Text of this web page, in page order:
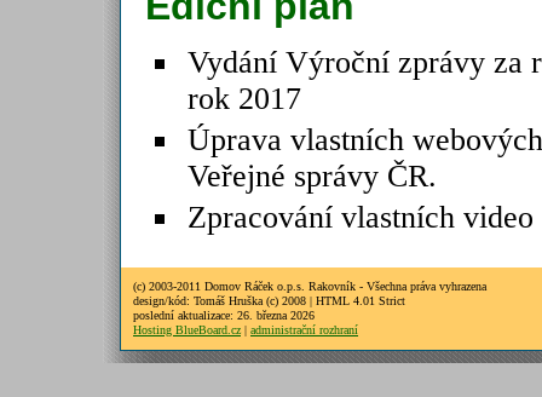
Vydání Výroční zprávy za
rok 2017
Úprava vlastních
Veřejné správy ČR.
Zpracování vlastních
(c) 2003-2011 Domov Ráček o.p.s. Rakovník - Všechna práva vyhrazena
design/kód: Tomáš Hruška (c) 2008 | HTML 4.01 Strict
poslední aktualizace: 26. března 2026
Hosting BlueBoard.cz | administrační rozhraní